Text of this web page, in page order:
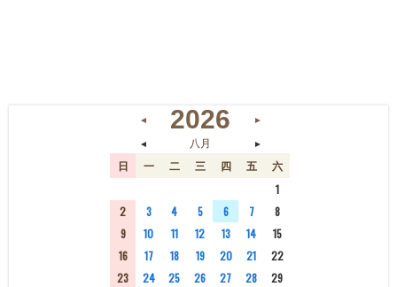
◄ 2026
►
◄
八月 ►
日 一 二 三 四 五
六
1
2
3 4 5 6 7
8
9
10 11 12 13 14
15
16
17 18 19 20 21
22
23
24 25 26 27 28
29